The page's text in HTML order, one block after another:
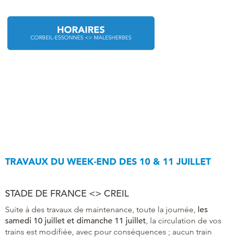
TRAVAUX DU WEEK-END DES 10 & 11 JUILLET
STADE DE FRANCE <> CREIL
Suite à des travaux de maintenance, toute la journée, les
samedi 10 juillet et dimanche 11 juillet, la circulation de vos
trains est modifiée, avec pour conséquences ; aucun train